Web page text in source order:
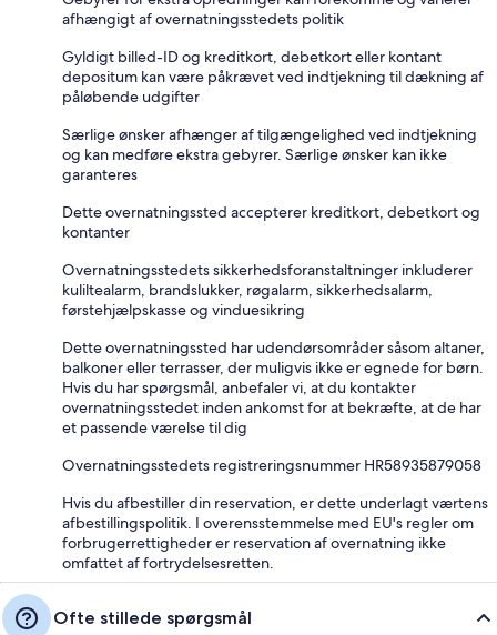
afhængigt af overnatningsstedets politik
Gyldigt billed-ID og kreditkort, debetkort eller kontant
depositum kan være påkrævet ved indtjekning til dækning af
påløbende udgifter
Særlige ønsker afhænger af tilgængelighed ved indtjekning
og kan medføre ekstra gebyrer. Særlige ønsker kan ikke
garanteres
Dette overnatningssted accepterer kreditkort, debetkort og
kontanter
Overnatningsstedets sikkerhedsforanstaltninger inkluderer
kuliltealarm, brandslukker, røgalarm, sikkerhedsalarm,
førstehjælpskasse og vinduesikring
Dette overnatningssted har udendørsområder såsom altaner,
balkoner eller terrasser, der muligvis ikke er egnede for børn.
Hvis du har spørgsmål, anbefaler vi, at du kontakter
overnatningsstedet inden ankomst for at bekræfte, at de har
et passende værelse til dig
Overnatningsstedets registreringsnummer HR58935879058
Hvis du afbestiller din reservation, er dette underlagt værtens
afbestillingspolitik. I overensstemmelse med EU's regler om
forbrugerrettigheder er reservation af overnatning ikke
omfattet af fortrydelsesretten.
Ofte stillede spørgsmål